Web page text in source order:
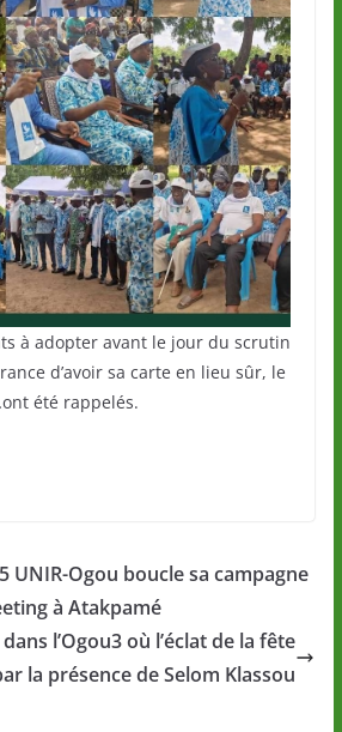
à adopter avant le jour du scrutin
d’avoir sa carte en lieu sûr, le
été rappelés.
UNIR-Ogou boucle sa campagne
à Atakpamé
l’Ogou3 où l’éclat de la fête
la présence de Selom Klassou